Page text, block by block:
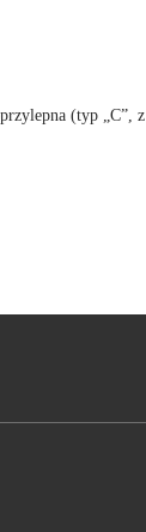
(typ „C”, z